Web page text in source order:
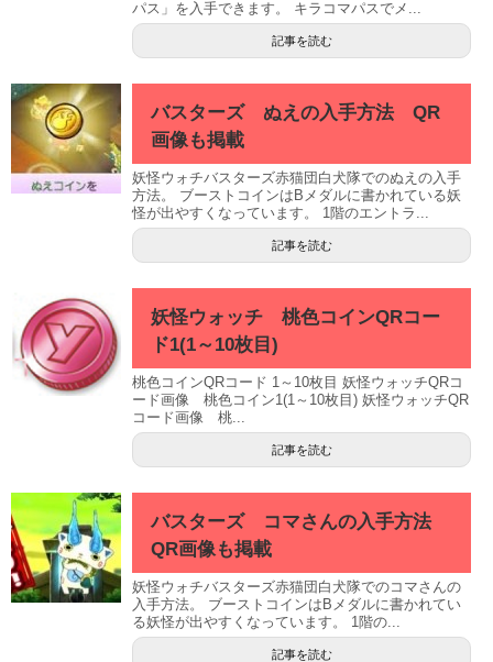
パス」を入手できます。 キラコマパスでメ...
記事を読む
バスターズ ぬえの入手方法 QR
画像も掲載
妖怪ウォチバスターズ赤猫団白犬隊でのぬえの入手
方法。 ブーストコインはBメダルに書かれている妖
怪が出やすくなっています。 1階のエントラ...
記事を読む
妖怪ウォッチ 桃色コインQRコー
ド1(1～10枚目)
桃色コインQRコード 1～10枚目 妖怪ウォッチQRコ
ード画像 桃色コイン1(1～10枚目) 妖怪ウォッチQR
コード画像 桃...
記事を読む
バスターズ コマさんの入手方法
QR画像も掲載
妖怪ウォチバスターズ赤猫団白犬隊でのコマさんの
入手方法。 ブーストコインはBメダルに書かれてい
る妖怪が出やすくなっています。 1階の...
記事を読む